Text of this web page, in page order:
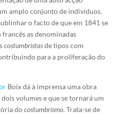
amplo conjunto de indivíduos.
o facto de que em 1841 se
as denominadas
costumbristasde tipos com
para a proliferação do
Boix dá à imprensa uma obra
volumes e que se tornará um
docostumbrismo. Trata-se de